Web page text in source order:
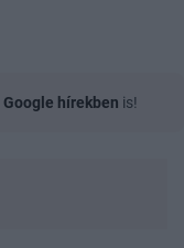
Google hírekben is!